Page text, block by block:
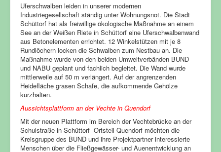
Uferschwalben leiden in unserer modernen
Industriegesellschaft ständig unter Wohnungsnot. Die Stadt
Schüttorf hat als freiwillige ökologische Maßnahme an einem
See an der Weißen Riete in Schüttorf eine Uferschwalbenwand
aus Betonelementen errichtet. 12 Winkelstützen mit je 8
Rundlöchern locken die Schwalben zum Nestbau an. Die
Maßnahme wurde von den beiden Umweltverbänden BUND
und NABU geplant und fachlich begleitet. Die Wand wurde
mittlerweile auf 50 m verlängert. Auf der angrenzenden
Heidefläche grasen Schafe, die aufkommende Gehölze
kurzhalten.
Aussichtsplattform an der Vechte in Quendorf
Mit der neuen Plattform im Bereich der Vechtebrücke an der
Schulstraße in Schüttorf Ortsteil Quendorf möchten die
Kreisgruppe des BUND und ihre Projektpartner interessierte
Menschen über die Fließgewässer- und Auenentwicklung an